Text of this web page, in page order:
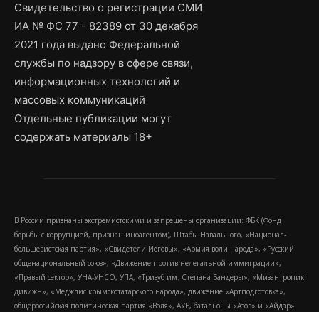
Свидетельство о регистрации СМИ
ИА № ФС 77 - 82389 от 30 декабря
2021 года выдано Федеральной
службы по надзору в сфере связи,
информационных технологий и
массовых коммуникаций
Отдельные публикации могут
содержать материалы 18+
В России признаны экстремистскими и запрещены организации: ФБК (Фонд
борьбы с коррупцией, признан иноагентом), Штабы Навального, «Национал-
большевистская партия», «Свидетели Иеговы», «Армия воли народа», «Русский
общенациональный союз», «Движение против нелегальной иммиграции»,
«Правый сектор», УНА-УНСО, УПА, «Тризуб им. Степана Бандеры», «Мизантропик
дивижн», «Меджлис крымскотатарского народа», движение «Артподготовка»,
общероссийская политическая партия «Воля», АУЕ, батальоны «Азов» и «Айдар».